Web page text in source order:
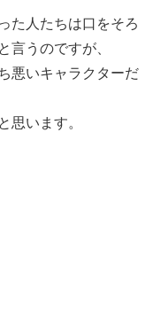
た人たちは口をそろ
言うのですが、
悪いキャラクターだ
思います。